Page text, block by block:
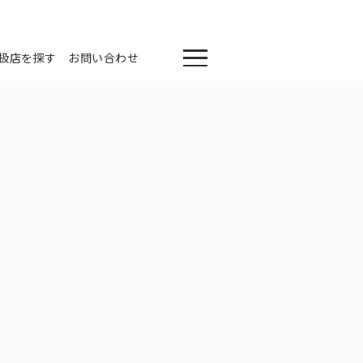
店を探す お問い合わせ